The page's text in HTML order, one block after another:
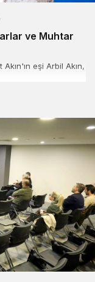
ve Muhtar
eşi Arbil Akın,